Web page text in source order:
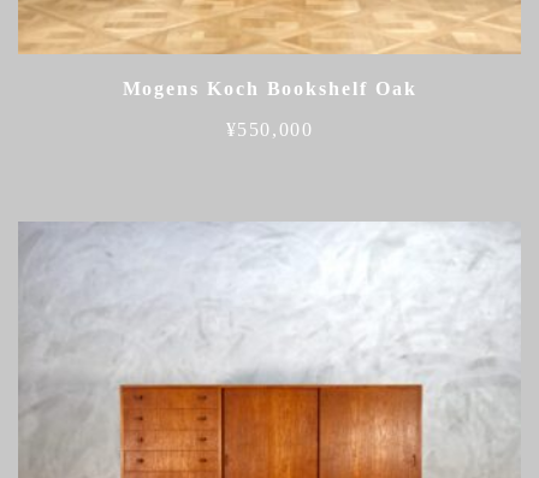
Mogens Koch Bookshelf Oak
¥550,000